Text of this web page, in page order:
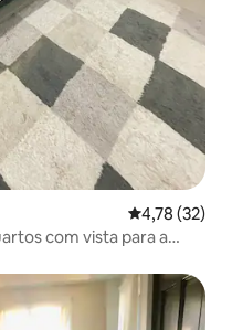
4,78 de uma
4,78 (32)
com vista para a